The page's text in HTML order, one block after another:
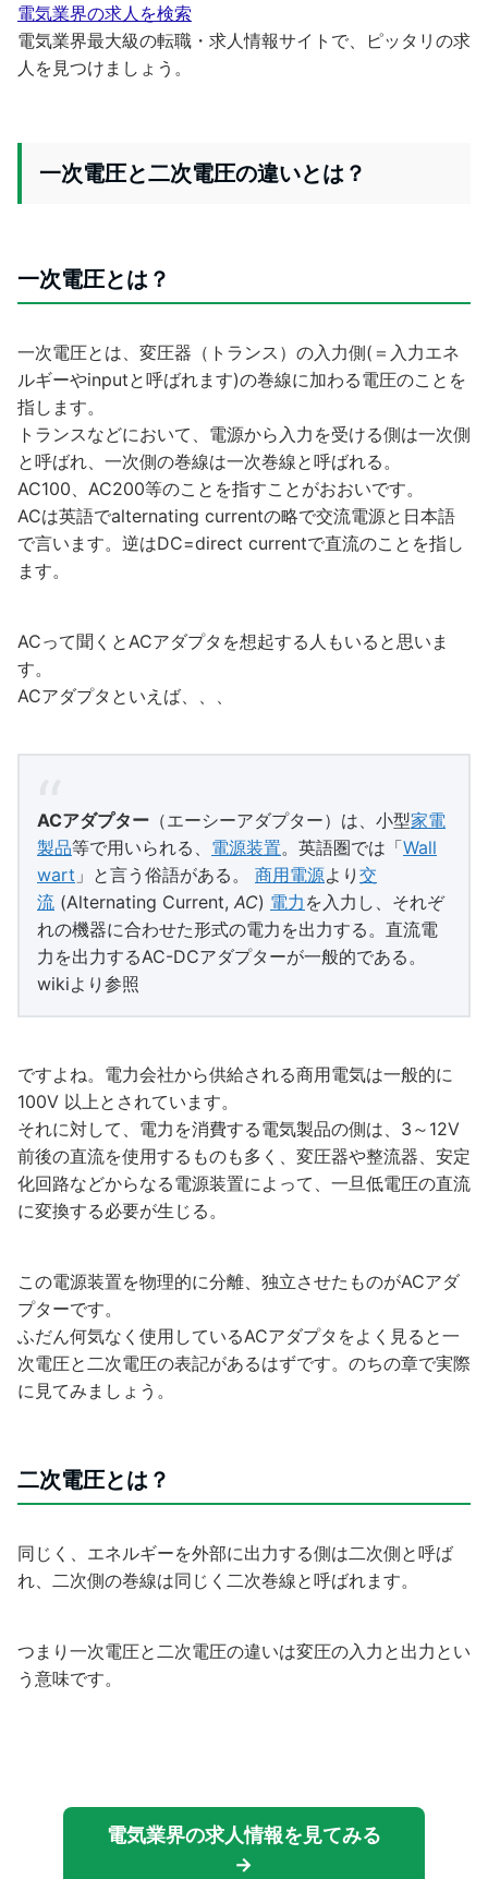
電気業界の求人を検索
電気業界最大級の転職・求人情報サイトで、ピッタリの求
人を見つけましょう。
一次電圧と二次電圧の違いとは？
一次電圧とは？
一次電圧とは、変圧器（トランス）の入力側(＝入力エネ
ルギーやinputと呼ばれます)の巻線に加わる電圧のことを
指します。
トランスなどにおいて、電源から入力を受ける側は一次側
と呼ばれ、一次側の巻線は一次巻線と呼ばれる。
AC100、AC200等のことを指すことがおおいです。
ACは英語でalternating currentの略で交流電源と日本語
で言います。逆はDC=direct currentで直流のことを指し
ます。
ACって聞くとACアダプタを想起する人もいると思いま
す。
ACアダプタといえば、、、
ACアダプター （エーシーアダプター）は、小型家電
製品等で用いられる、 電源装置。英語圏では「Wall
wart 」と言う俗語がある。 商用電源より 交
流 (Alternating Current, AC) 電力 を入力し、それぞ
れの機器に合わせた形式の電力を出力する。直流電
力を出力するAC-DCアダプターが一般的である。
wikiより参照
ですよね。電力会社から供給される商用電気は一般的に
100V 以上とされています。
それに対して、電力を消費する電気製品の側は、3～12V
前後の直流を使用するものも多く、変圧器や整流器、安定
化回路などからなる電源装置によって、一旦低電圧の直流
に変換する必要が生じる。
この電源装置を物理的に分離、独立させたものがACアダ
プターです。
ふだん何気なく使用しているACアダプタをよく見ると一
次電圧と二次電圧の表記があるはずです。のちの章で実際
に見てみましょう。
二次電圧とは？
同じく、エネルギーを外部に出力する側は二次側と呼ば
れ、二次側の巻線は同じく二次巻線と呼ばれます。
つまり一次電圧と二次電圧の違いは変圧の入力と出力とい
う意味です。
電気業界の求人情報を見てみる
→